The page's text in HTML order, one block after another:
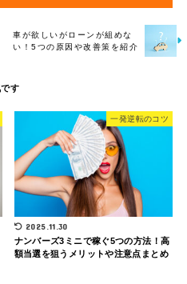
車が欲しいがローンが組めな
い！5つの原因や改善策を紹介
一発逆転のコツ
2025.11.30
ナンバーズ3ミニで稼ぐ5つの方法！高
額当選を狙うメリットや注意点まとめ